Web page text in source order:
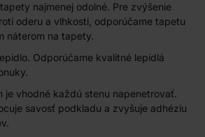
najmenej odolné. Pre zvýšenie
oderu a vlhkosti, odporúčame tapetu
náterom na tapety.
Odporúčame kvalitné lepidlá
je vhodné každú stenu napenetrovať.
savosť podkladu a zvyšuje adhéziu